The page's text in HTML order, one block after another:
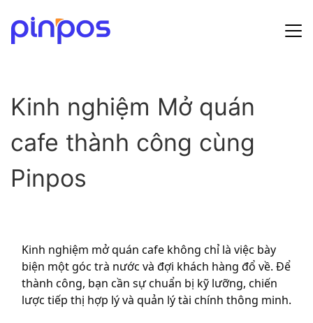
Bảng giá
Kinh nghiệm Mở quán
cafe thành công cùng
Pinpos
Kinh nghiệm mở quán cafe không chỉ là việc bày
biện một góc trà nước và đợi khách hàng đổ về. Để
thành công, bạn cần sự chuẩn bị kỹ lưỡng, chiến
lược tiếp thị hợp lý và quản lý tài chính thông minh.